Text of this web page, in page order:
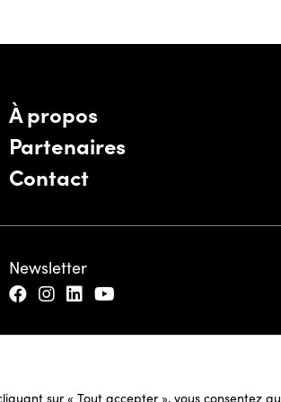
sur « Tout accepter », vous consentez
À propos
Partenaires
Contact
Newsletter